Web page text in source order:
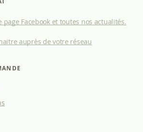
page Facebook et toutes nos actualités.
auprès de votre réseau